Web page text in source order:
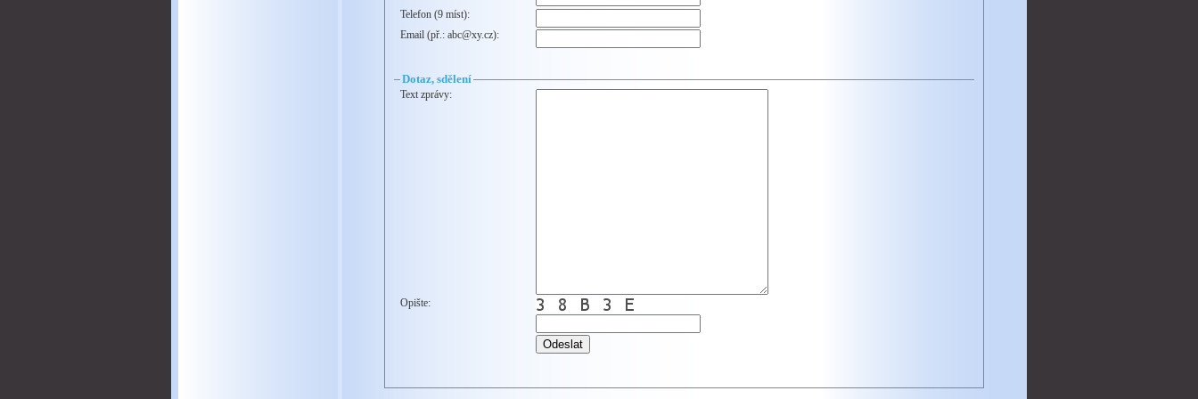
Telefon (9 míst):
Email (př.: abc@xy.cz):
Dotaz, sdělení
Text zprávy:
Opište: